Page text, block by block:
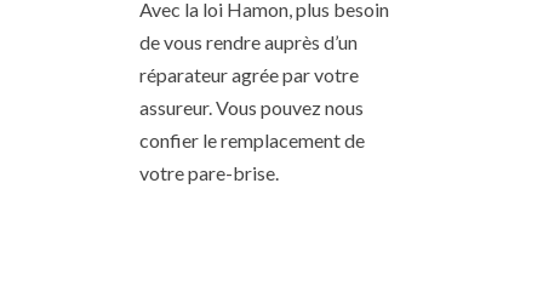
Avec la loi Hamon, plus besoin
de vous rendre auprès d’un
réparateur agrée par votre
assureur. Vous pouvez nous
confier le remplacement de
votre pare-brise.